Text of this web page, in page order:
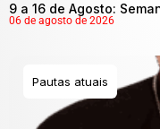
9 a 16 de Agosto:
06 de agosto de 2026
Pautas atuais